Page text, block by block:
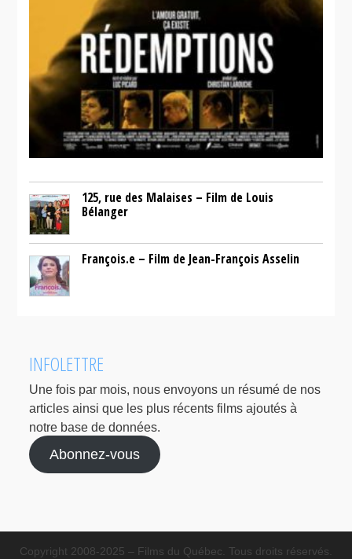
125, rue des Malaises – Film de Louis
Bélanger
François.e – Film de Jean-François Asselin
INFOLETTRE
Une fois par mois, nous envoyons un résumé de nos
articles ainsi que les plus récents films ajoutés à
notre base de données.
Abonnez-vous
Copyright 2008-2025 – Films du Québec. Tous droits réservés.